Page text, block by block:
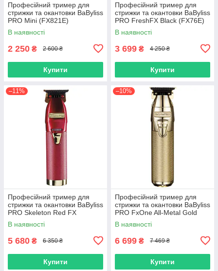
Професійний тример для
стрижки та окантовки BaByliss
PRO Mini (FX821E)
В наявності
2 250 ₴ 2 600 ₴
Купити
Професійний тример для
стрижки та окантовки BaByliss
PRO FreshFX Black (FX76E)
В наявності
3 699 ₴ 4 250 ₴
Купити
–11%
Професійний тример для
стрижки та окантовки BaByliss
PRO Skeleton Red FX
Trimmer (FX7870RE)
В наявності
5 680 ₴ 6 350 ₴
Купити
–10%
Професійний тример для
стрижки та окантовки BaByliss
PRO FxOne All-Metal Gold
Skeleton (FX799GE)
В наявності
6 699 ₴ 7 469 ₴
Купити